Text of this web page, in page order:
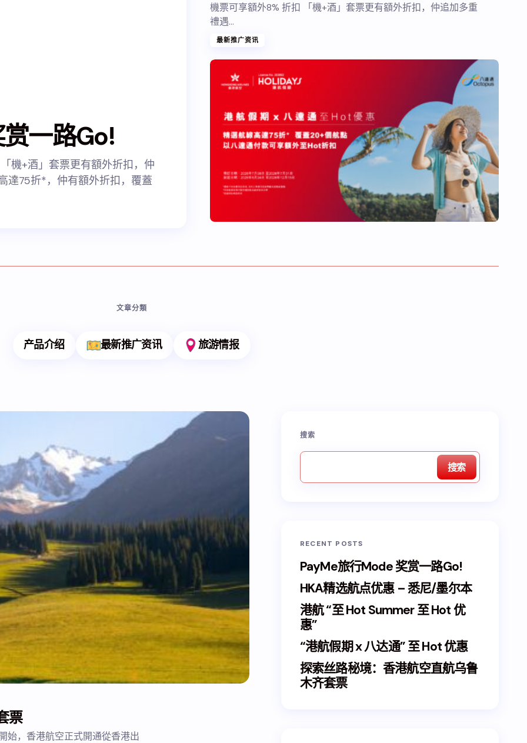
一路Go!
機+酒」套票更有額外折扣，仲
達75折*，仲有額外折扣，覆蓋
機票可享額外8% 折扣 「機+酒」套票更有額外折扣，仲追加多重
禮遇…
最新推广资讯
文章分類
产品介绍 最新推广资讯 旅游情报
票
始，香港航空正式開通從香港出
搜索
搜索
RECENT POSTS
PayMe旅行Mode 奖赏一路Go!
HKA精选航点优惠 – 悉尼/墨尔本
港航 “至 Hot Summer 至 Hot 优
惠”
“港航假期 x 八达通” 至 Hot 优惠
探索丝路秘境：香港航空直航乌鲁
木齐套票